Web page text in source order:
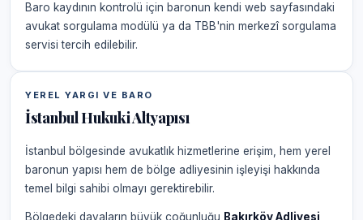
Baro kaydının kontrolü için baronun kendi web sayfasındaki
avukat sorgulama modülü ya da TBB'nin merkezî sorgulama
servisi tercih edilebilir.
YEREL YARGI VE BARO
İstanbul Hukuki Altyapısı
İstanbul bölgesinde avukatlık hizmetlerine erişim, hem yerel
baronun yapısı hem de bölge adliyesinin işleyişi hakkında
temel bilgi sahibi olmayı gerektirebilir.
Bölgedeki davaların büyük çoğunluğu Bakırköy Adliyesi